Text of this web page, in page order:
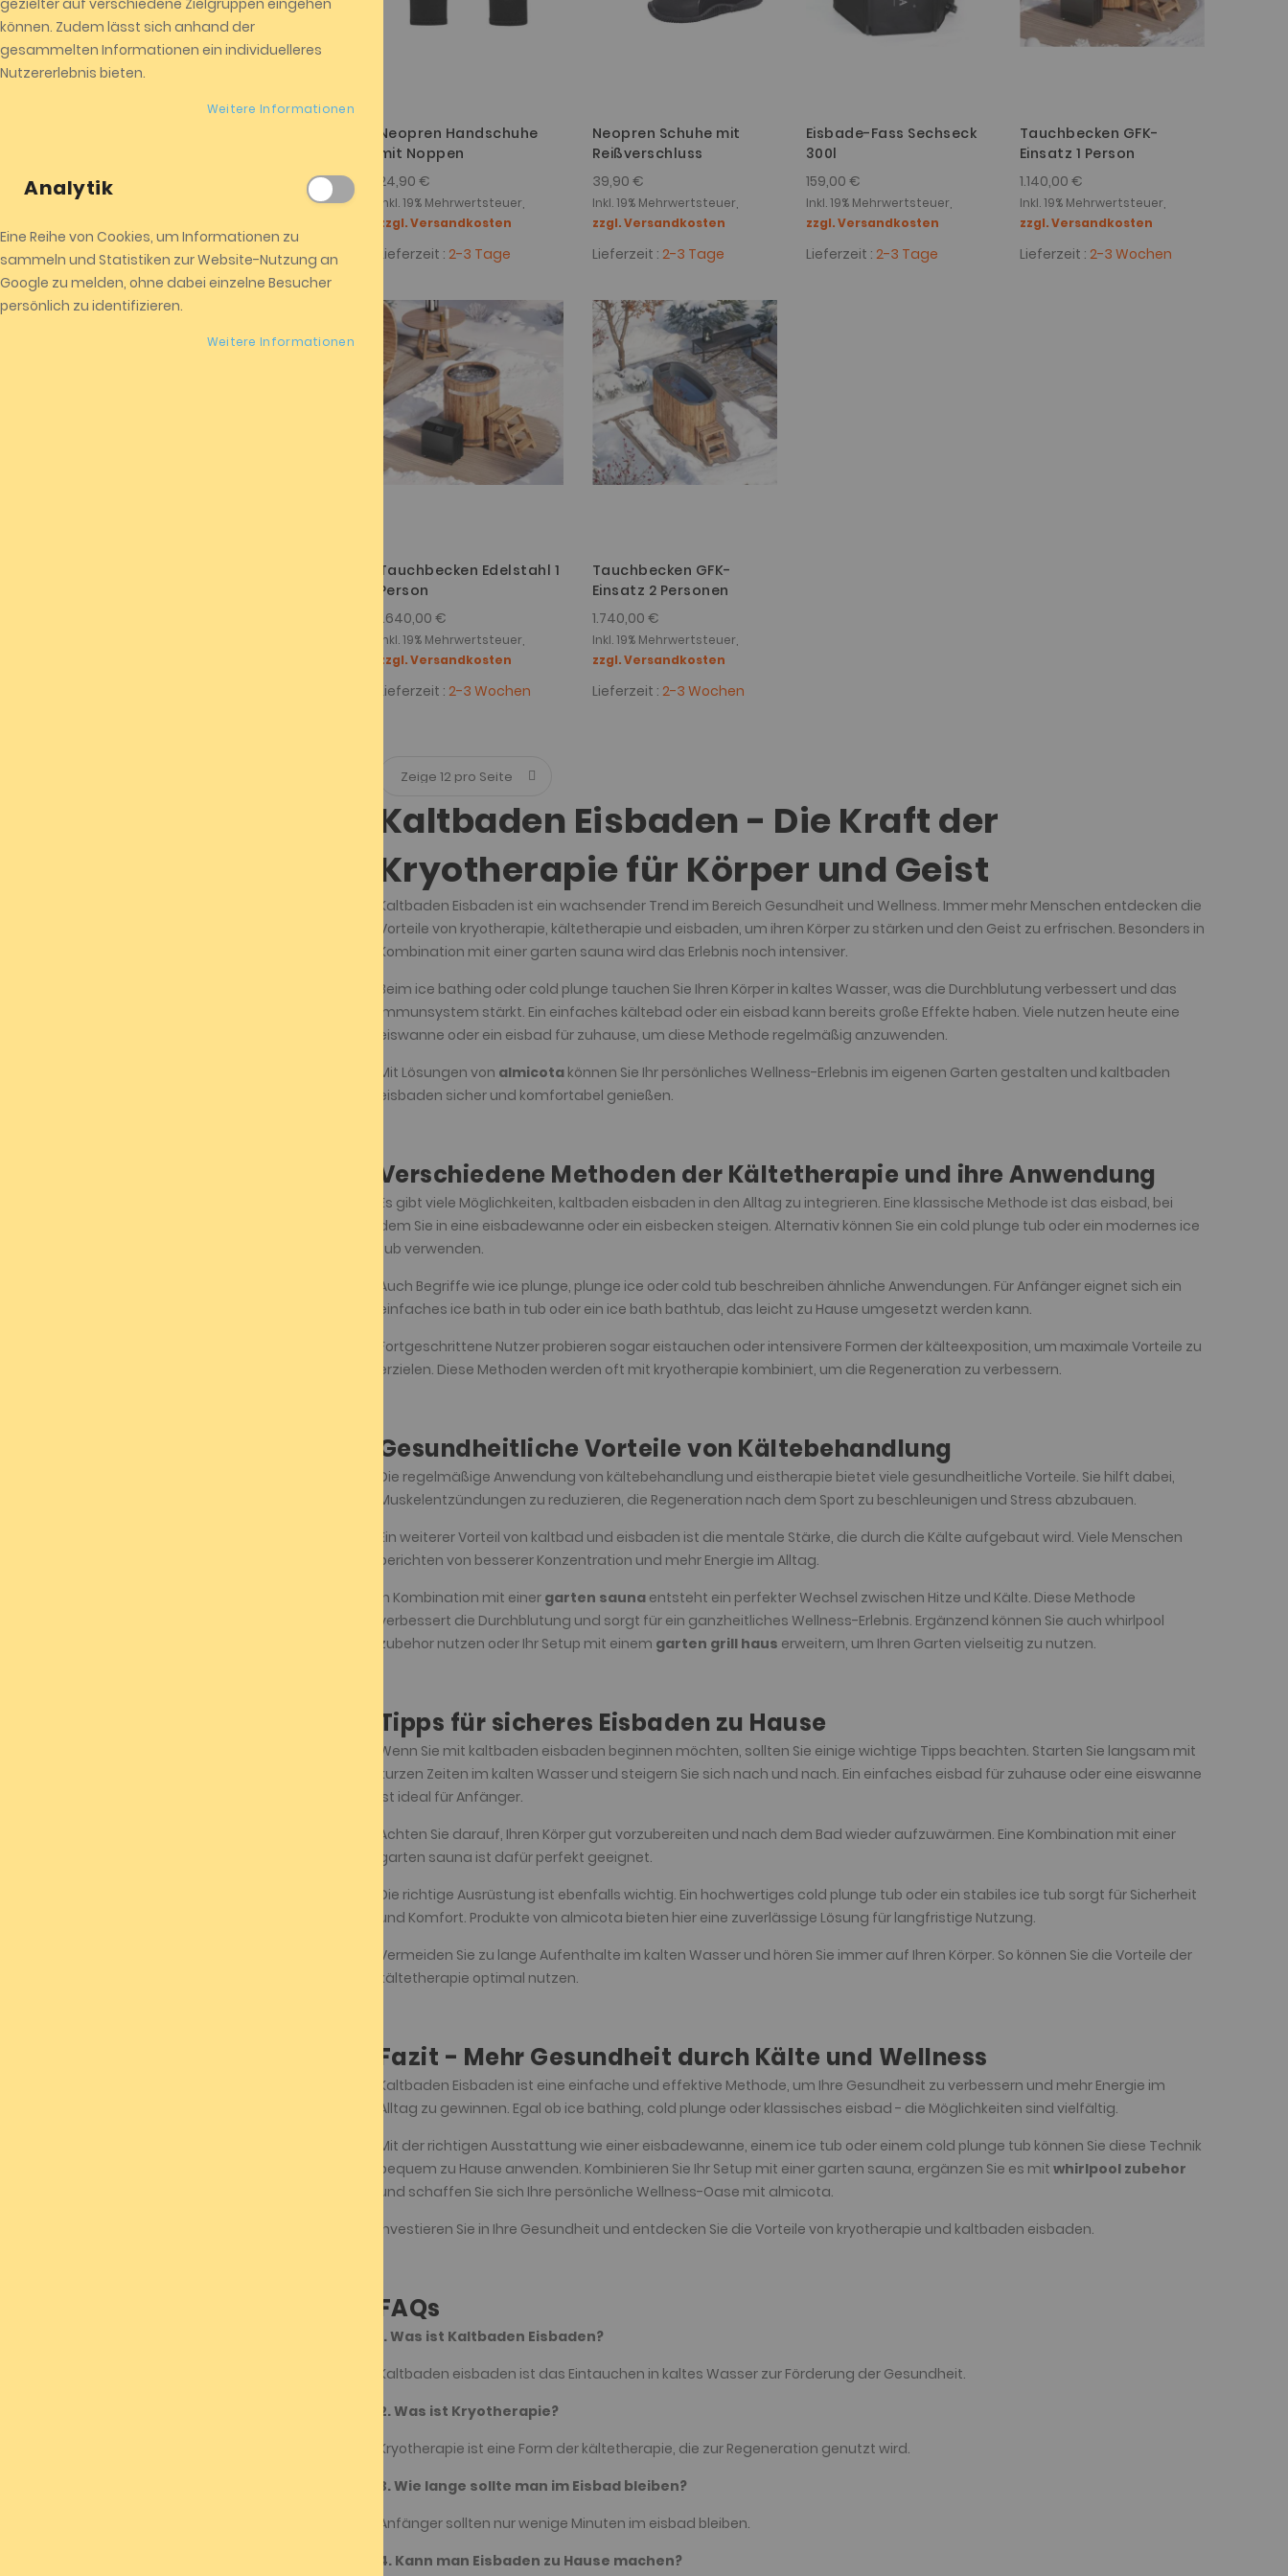
Neopren Handschuhe
mit Noppen
24,90 €
Inkl. 19% Mehrwertsteuer,
zzgl. Versandkosten
Lieferzeit : 2-3 Tage
Neopren Schuhe mit
Reißverschluss
39,90 €
Inkl. 19% Mehrwertsteuer,
zzgl. Versandkosten
Lieferzeit : 2-3 Tage
Eisbade-Fass Sechseck
300l
159,00 €
Inkl. 19% Mehrwertsteuer,
zzgl. Versandkosten
Lieferzeit : 2-3 Tage
Tauchbecken GFK-
Einsatz 1 Person
1.140,00 €
Inkl. 19% Mehrwertsteuer,
zzgl. Versandkosten
Lieferzeit : 2-3 Wochen
Tauchbecken Edelstahl 1
Person
1.640,00 €
Inkl. 19% Mehrwertsteuer,
zzgl. Versandkosten
Lieferzeit : 2-3 Wochen
Tauchbecken GFK-
Einsatz 2 Personen
1.740,00 €
Inkl. 19% Mehrwertsteuer,
zzgl. Versandkosten
Lieferzeit : 2-3 Wochen
Kaltbaden Eisbaden - Die Kraft der
Kryotherapie für Körper und Geist
Kaltbaden Eisbaden ist ein wachsender Trend im Bereich Gesundheit und Wellness. Immer mehr Menschen entdecken die
Vorteile von kryotherapie, kältetherapie und eisbaden, um ihren Körper zu stärken und den Geist zu erfrischen. Besonders in
Kombination mit einer garten sauna wird das Erlebnis noch intensiver.
Beim ice bathing oder cold plunge tauchen Sie Ihren Körper in kaltes Wasser, was die Durchblutung verbessert und das
Immunsystem stärkt. Ein einfaches kältebad oder ein eisbad kann bereits große Effekte haben. Viele nutzen heute eine
eiswanne oder ein eisbad für zuhause, um diese Methode regelmäßig anzuwenden.
Mit Lösungen von almicotakönnen Sie Ihr persönliches Wellness-Erlebnis im eigenen Garten gestalten und kaltbaden
eisbaden sicher und komfortabel genießen.
Verschiedene Methoden der Kältetherapie und ihre Anwendung
Es gibt viele Möglichkeiten, kaltbaden eisbaden in den Alltag zu integrieren. Eine klassische Methode ist das eisbad, bei
dem Sie in eine eisbadewanne oder ein eisbecken steigen. Alternativ können Sie ein cold plunge tub oder ein modernes ice
tub verwenden.
Auch Begriffe wie ice plunge, plunge ice oder cold tub beschreiben ähnliche Anwendungen. Für Anfänger eignet sich ein
einfaches ice bath in tub oder ein ice bath bathtub, das leicht zu Hause umgesetzt werden kann.
Fortgeschrittene Nutzer probieren sogar eistauchen oder intensivere Formen der kälteexposition, um maximale Vorteile zu
erzielen. Diese Methoden werden oft mit kryotherapie kombiniert, um die Regeneration zu verbessern.
Gesundheitliche Vorteile von Kältebehandlung
Die regelmäßige Anwendung von kältebehandlung und eistherapie bietet viele gesundheitliche Vorteile. Sie hilft dabei,
Muskelentzündungen zu reduzieren, die Regeneration nach dem Sport zu beschleunigen und Stress abzubauen.
Ein weiterer Vorteil von kaltbad und eisbaden ist die mentale Stärke, die durch die Kälte aufgebaut wird. Viele Menschen
berichten von besserer Konzentration und mehr Energie im Alltag.
In Kombination mit einer garten saunaentsteht ein perfekter Wechsel zwischen Hitze und Kälte. Diese Methode
verbessert die Durchblutung und sorgt für ein ganzheitliches Wellness-Erlebnis. Ergänzend können Sie auch whirlpool
zubehor nutzen oder Ihr Setup mit einem garten grill haus erweitern, um Ihren Garten vielseitig zu nutzen.
Tipps für sicheres Eisbaden zu Hause
Wenn Sie mit kaltbaden eisbaden beginnen möchten, sollten Sie einige wichtige Tipps beachten. Starten Sie langsam mit
kurzen Zeiten im kalten Wasser und steigern Sie sich nach und nach. Ein einfaches eisbad für zuhause oder eine eiswanne
ist ideal für Anfänger.
Achten Sie darauf, Ihren Körper gut vorzubereiten und nach dem Bad wieder aufzuwärmen. Eine Kombination mit einer
garten sauna ist dafür perfekt geeignet.
Die richtige Ausrüstung ist ebenfalls wichtig. Ein hochwertiges cold plunge tub oder ein stabiles ice tub sorgt für Sicherheit
und Komfort. Produkte von almicota bieten hier eine zuverlässige Lösung für langfristige Nutzung.
Vermeiden Sie zu lange Aufenthalte im kalten Wasser und hören Sie immer auf Ihren Körper. So können Sie die Vorteile der
kältetherapie optimal nutzen.
Fazit - Mehr Gesundheit durch Kälte und Wellness
Kaltbaden Eisbaden ist eine einfache und effektive Methode, um Ihre Gesundheit zu verbessern und mehr Energie im
Alltag zu gewinnen. Egal ob ice bathing, cold plunge oder klassisches eisbad - die Möglichkeiten sind vielfältig.
Mit der richtigen Ausstattung wie einer eisbadewanne, einem ice tub oder einem cold plunge tub können Sie diese Technik
bequem zu Hause anwenden. Kombinieren Sie Ihr Setup mit einer garten sauna, ergänzen Sie es mit whirlpool zubehor
und schaffen Sie sich Ihre persönliche Wellness-Oase mit almicota.
Investieren Sie in Ihre Gesundheit und entdecken Sie die Vorteile von kryotherapie und kaltbaden eisbaden.
FAQs
1. Was ist Kaltbaden Eisbaden?
Kaltbaden eisbaden ist das Eintauchen in kaltes Wasser zur Förderung der Gesundheit.
2. Was ist Kryotherapie?
Kryotherapie ist eine Form der kältetherapie, die zur Regeneration genutzt wird.
3. Wie lange sollte man im Eisbad bleiben?
Anfänger sollten nur wenige Minuten im eisbad bleiben.
4. Kann man Eisbaden zu Hause machen?
Sie haben keine Artikel zum
vergleichen.
Meine Wunschliste
Wunschliste.
gezielter auf verschiedene Zielgruppen eingehen
können. Zudem lässt sich anhand der
gesammelten Informationen ein individuelleres
Nutzererlebnis bieten.
Weitere Informationen
Analytik
Eine Reihe von Cookies, um Informationen zu
sammeln und Statistiken zur Website-Nutzung an
Google zu melden, ohne dabei einzelne Besucher
persönlich zu identifizieren.
Weitere Informationen